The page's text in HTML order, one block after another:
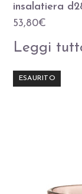
insalatiera
53,80€
Leggi
ESAURITO